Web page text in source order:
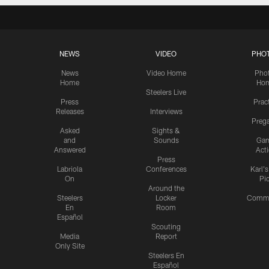
NEWS
News
Home
Press
Releases
Asked
and
Answered
Labriola
On
Steelers
En
Español
Media
Only Site
VIDEO
Video Home
Steelers Live
Interviews
Sights &
Sounds
Press
Conferences
Around the
Locker
Room
Scouting
Report
Steelers En
Español